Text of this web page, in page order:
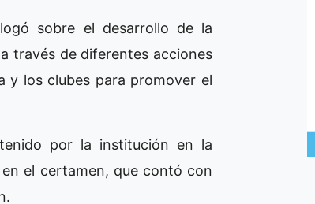
sobre el desarrollo de la
través de diferentes acciones
y los clubes para promover el
por la institución en la
el certamen, que contó con